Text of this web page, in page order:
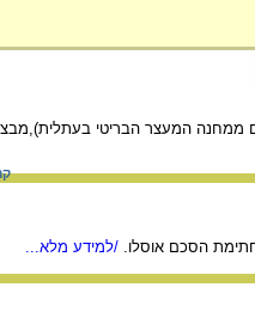
המעצר הבריטי
/למידע מלא...